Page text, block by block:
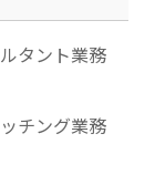
タント業務
チング業務